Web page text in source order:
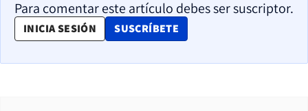
Para comentar este artículo debes ser suscriptor.
INICIA SESIÓN SUSCRÍBETE
OPENS IN NEW WINDOW